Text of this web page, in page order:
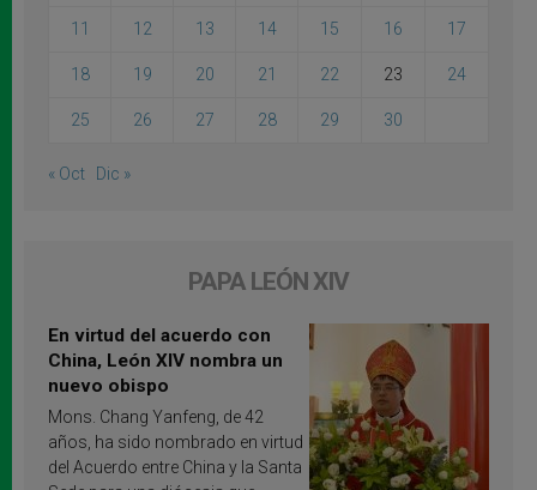
11 12 13 14 15 16 17
18 19 20 21 22 23 24
25 26 27 28 29 30
« Oct Dic »
PAPA LEÓN XIV
En virtud del acuerdo con
China, León XIV nombra un
nuevo obispo
Mons. Chang Yanfeng, de 42
años, ha sido nombrado en virtud
del Acuerdo entre China y la Santa